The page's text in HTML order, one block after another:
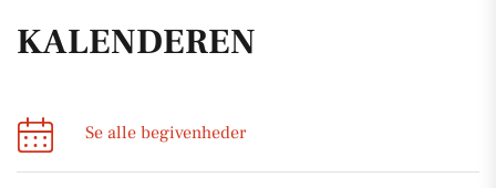
KALENDEREN
Se alle begivenheder